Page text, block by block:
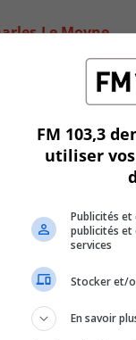
Le Moyne
FM 103,3
utiliser
Publicités et
publicités et
services
Stocker et/
En savoir